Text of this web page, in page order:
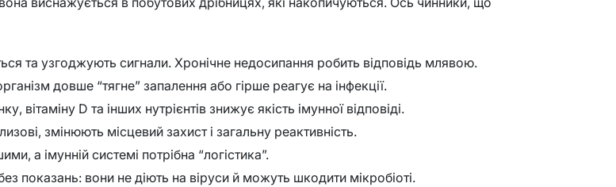
та узгоджують сигнали. Хронічне недосипання робить відповідь млявою.
довше “тягне” запалення або гірше реагує на інфекції.
вітаміну D та інших нутрієнтів знижує якість імунної відповіді.
змінюють місцевий захист і загальну реактивність.
а імунній системі потрібна “логістика”.
показань: вони не діють на віруси й можуть шкодити мікробіоті.